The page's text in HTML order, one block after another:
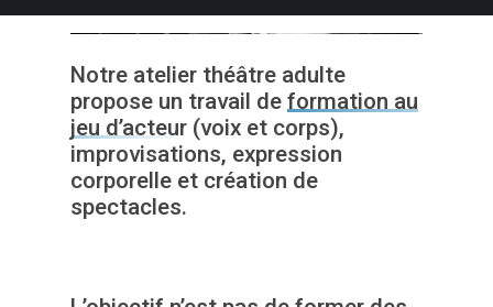
Notre atelier théâtre adulte
propose un travail deformation au
jeu d’acteur (voix et corps),
improvisations, expression
corporelle et création de
spectacles.